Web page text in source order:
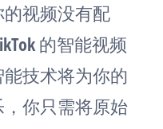
视频没有配
的智能视频
技术将为你的
你只需将原始